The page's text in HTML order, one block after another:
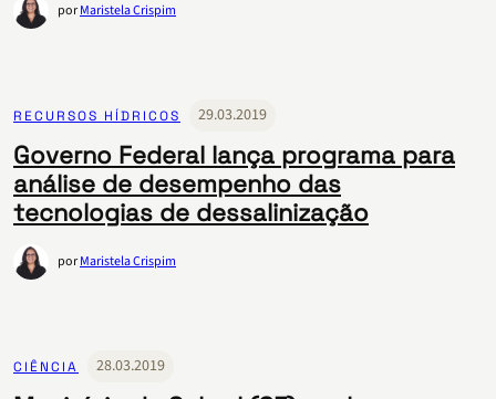
porMaristela Crispim
RECURSOS HÍDRICOS 29.03.2019
Governo Federal lança programa para
análise de desempenho das
tecnologias de dessalinização
porMaristela Crispim
CIÊNCIA 28.03.2019